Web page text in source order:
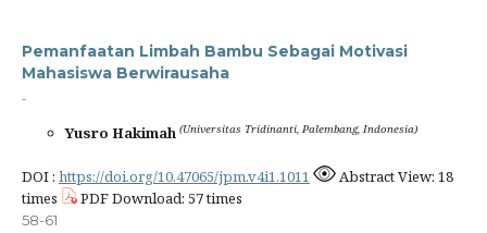
Pemanfaatan Limbah Bambu Sebagai Motivasi
Mahasiswa Berwirausaha
-
Yusro Hakimah (Universitas Tridinanti, Palembang, Indonesia)
DOI : https://doi.org/10.47065/jpm.v4i1.1011
Abstract View: 18
times
PDF Download: 57 times
58-61